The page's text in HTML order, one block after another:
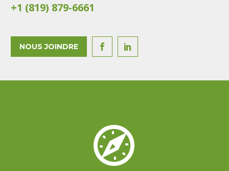
+1 (819) 879-6661
NOUS JOINDRE  

